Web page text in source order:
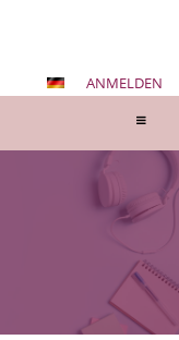
ANMELDEN